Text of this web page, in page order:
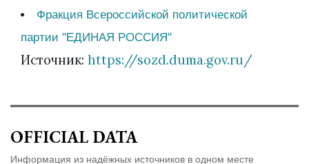
Фракция Всероссийской политической
партии "ЕДИНАЯ РОССИЯ"
Источник: https://sozd.duma.gov.ru/
OFFICIAL DATA
Информация из надёжных источников в одном месте